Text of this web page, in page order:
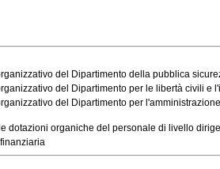
del Dipartimento della pubblica
del Dipartimento per le libertà civili e
del Dipartimento per
dotazioni organiche del personale di livello